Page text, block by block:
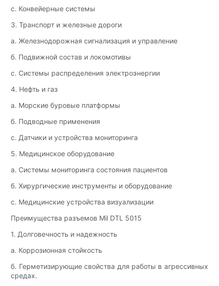
c. Конвейерные системы
3. Транспорт и железные дороги
а. Железнодорожная сигнализация и управление
б. Подвижной состав и локомотивы
c. Системы распределения электроэнергии
4. Нефть и газ
а. Морские буровые платформы
б. Подводные применения
c. Датчики и устройства мониторинга
5. Медицинское оборудование
а. Системы мониторинга состояния пациентов
б. Хирургические инструменты и оборудование
c. Медицинские устройства визуализации
Преимущества разъемов Mil DTL 5015
1. Долговечность и надежность
а. Коррозионная стойкость
б. Герметизирующие свойства для работы в агрессивных
средах.